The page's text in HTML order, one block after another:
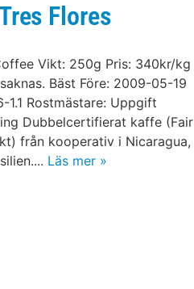
Flores
Vikt: 250g Pris: 340kr/kg
Bäst Före: 2009-05-19
1.1 Rostmästare: Uppgift
Dubbelcertifierat kaffe (Fair
från kooperativ i Nicaragua,
Läs mer »